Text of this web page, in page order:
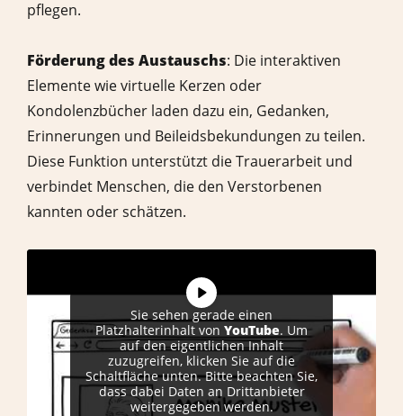
pflegen.
Förderung des Austauschs: Die interaktiven
Elemente wie virtuelle Kerzen oder
Kondolenzbücher laden dazu ein, Gedanken,
Erinnerungen und Beileidsbekundungen zu teilen.
Diese Funktion unterstützt die Trauerarbeit und
verbindet Menschen, die den Verstorbenen
kannten oder schätzen.
Sie sehen gerade einen
Platzhalterinhalt von YouTube. Um
auf den eigentlichen Inhalt
zuzugreifen, klicken Sie auf die
Schaltfläche unten. Bitte beachten Sie,
dass dabei Daten an Drittanbieter
weitergegeben werden.